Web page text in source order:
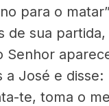
para o
de sua partida,
Senhor
a José e disse:
te, toma o